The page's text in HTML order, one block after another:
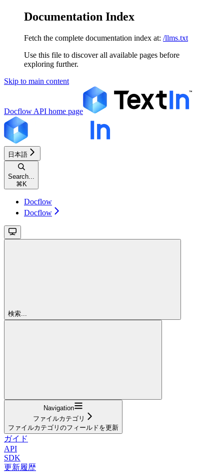
Documentation Index
Fetch the complete documentation index at: /llms.txt
Use this file to discover all available pages before
exploring further.
Skip to main content
Docflow API home page
日本語
Search...
⌘ K
Docflow
Docflow
検索...
Navigation
ファイルカテゴリ
ファイルカテゴリのフィールドを更新
ガイド
API
SDK
更新履歴